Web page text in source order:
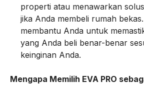
properti atau menawarkan
jika Anda membeli rumah
membantu Anda untuk
yang Anda beli benar-benar
keinginan Anda.
Mengapa Memilih EVA PRO